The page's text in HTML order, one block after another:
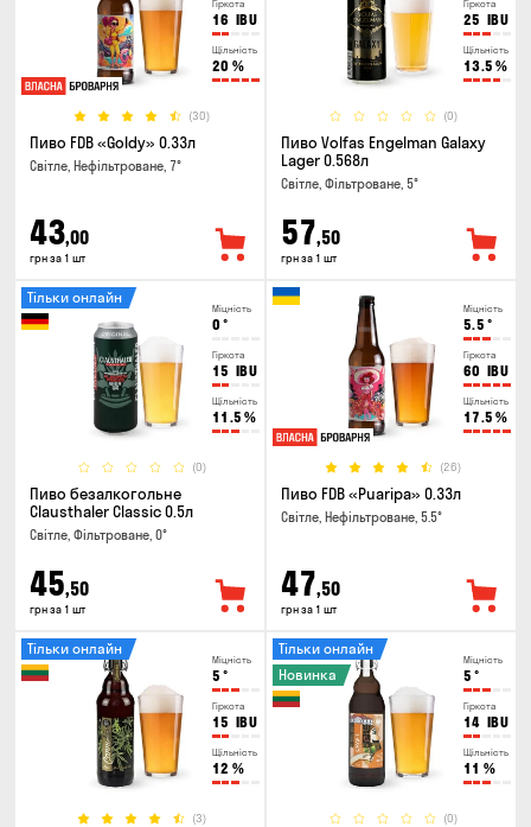
Гіркота
16 IBU
Щільність
20 %
(30)
Пиво FDB «Goldy» 0.33л
Світле, Нефільтроване, 7°
43,00
грн за 1 шт
Гіркота
25 IBU
Щільність
13.5 %
(0)
Пиво Volfas Engelman Galaxy
Lager 0.568л
Світле, Фільтроване, 5°
57,50
грн за 1 шт
Міцність
0 °
Гіркота
15 IBU
Щільність
11.5 %
(0)
Тільки онлайн
Пиво безалкогольне
Clausthaler Classic 0.5л
Світле, Фільтроване, 0°
45,50
грн за 1 шт
Міцність
5.5 °
Гіркота
60 IBU
Щільність
17.5 %
(26)
Пиво FDB «Puaripa» 0.33л
Світле, Нефільтроване, 5.5°
47,50
грн за 1 шт
Міцність
5 °
Гіркота
15 IBU
Щільність
12 %
(3)
Тільки онлайн
Міцність
5 °
Гіркота
14 IBU
Щільність
11 %
(0)
Тільки онлайн
Новинка